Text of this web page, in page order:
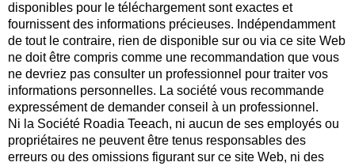
disponibles pour le téléchargement sont exactes et
fournissent des informations précieuses. Indépendamment
de tout le contraire, rien de disponible sur ou via ce site Web
ne doit être compris comme une recommandation que vous
ne devriez pas consulter un professionnel pour traiter vos
informations personnelles. La société vous recommande
expressément de demander conseil à un professionnel.
Ni la Société Roadia Teeach, ni aucun de ses employés ou
propriétaires ne peuvent être tenus responsables des
erreurs ou des omissions figurant sur ce site Web, ni des